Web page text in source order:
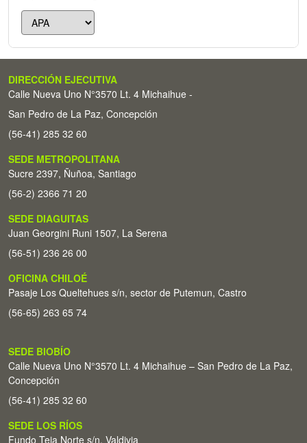
DIRECCIÓN EJECUTIVA
Calle Nueva Uno N°3570 Lt. 4 Michaihue -
San Pedro de La Paz, Concepción
(56-41) 285 32 60
SEDE METROPOLITANA
Sucre 2397, Ñuñoa, Santiago
(56-2) 2366 71 20
SEDE DIAGUITAS
Juan Georgini Runi 1507, La Serena
(56-51) 236 26 00
OFICINA CHILOÉ
Pasaje Los Queltehues s/n, sector de Putemun, Castro
(56-65) 263 65 74
SEDE BIOBÍO
Calle Nueva Uno N°3570 Lt. 4 Michaihue – San Pedro de La Paz,
Concepción
(56-41) 285 32 60
SEDE LOS RÍOS
Fundo Teja Norte s/n. Valdivia